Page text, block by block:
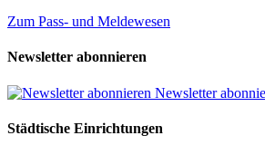
Zum Pass- und Meldewesen
Newsletter abonnieren
Newsletter
Städtische Einrichtungen